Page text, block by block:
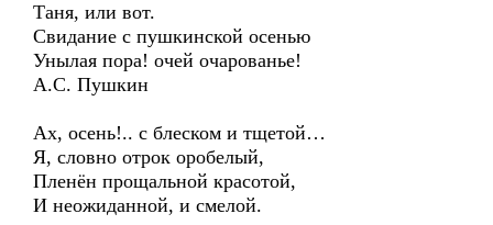
Таня, или вот.
Свидание с пушкинской осенью
Унылая пора! очей очарованье!
А.С. Пушкин
Ах, осень!.. с блеском и тщетой…
Я, словно отрок оробелый,
Пленён прощальной красотой,
И неожиданной, и смелой.